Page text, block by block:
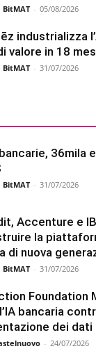
BitMAT - 05/08/2026
industrializza
valore in 18
BitMAT - 31/07/2026
36mila
BitMAT - 31/07/2026
Accenture e
la
di nuova
BitMAT - 31/07/2026
Foundation
bancaria
dei dati
- 24/07/2026